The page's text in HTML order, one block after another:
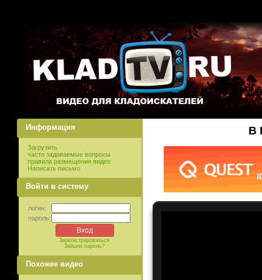
Информация
Загрузить
часто задаваемые вопросы
правила размещения видео
Написать письмо
Войти в систему
логин:
пароль:
Зарегистрироваться
Забыли пароль?
Похожее видео
В